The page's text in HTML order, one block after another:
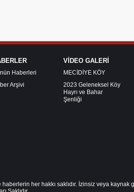
Haberleri
Arşivi
VİDEO GALERİ
MECİDİYE KÖY
2023 Geleneksel Köy
Hayrı ve Bahar
Şenliği
her hakkı saklıdır. İzinsiz veya